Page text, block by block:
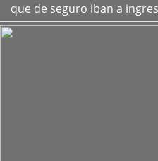
que de seguro iban a